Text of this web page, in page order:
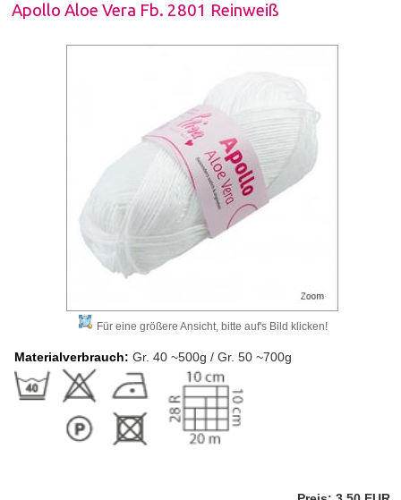
Apollo Aloe Vera Fb. 2801 Reinweiß
Für eine größere Ansicht, bitte auf's Bild klicken!
Materialverbrauch: Gr. 40 ~500g / Gr. 50 ~700g